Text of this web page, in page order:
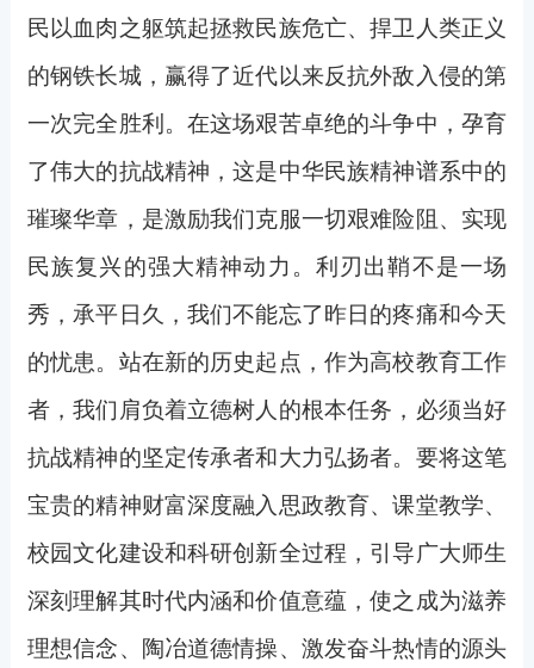
民以血肉之躯筑起拯救民族危亡、捍卫人类正义
的钢铁长城，赢得了近代以来反抗外敌入侵的第
一次完全胜利。在这场艰苦卓绝的斗争中，孕育
了伟大的抗战精神，这是中华民族精神谱系中的
璀璨华章，是激励我们克服一切艰难险阻、实现
民族复兴的强大精神动力。利刃出鞘不是一场
秀，承平日久，我们不能忘了昨日的疼痛和今天
的忧患。站在新的历史起点，作为高校教育工作
者，我们肩负着立德树人的根本任务，必须当好
抗战精神的坚定传承者和大力弘扬者。要将这笔
宝贵的精神财富深度融入思政教育、课堂教学、
校园文化建设和科研创新全过程，引导广大师生
深刻理解其时代内涵和价值意蕴，使之成为滋养
理想信念、陶冶道德情操、激发奋斗热情的源头